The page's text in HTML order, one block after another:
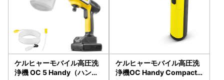
ケルヒャーモバイル高圧洗
浄機 OC 5 Handy（ハンデ
ケルヒャーモバイル高圧洗
浄機OC Handy Compact